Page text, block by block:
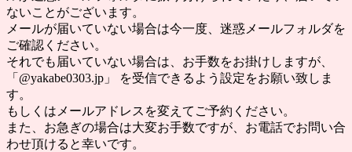
ないことがございます。
メールが届いていない場合は今一度、迷惑メールフォルダを
ご確認ください。
それでも届いていない場合は、お手数をお掛けしますが、
「@yakabe0303.jp」 を受信できるよう設定をお願い致しま
す。
もしくはメールアドレスを変えてご予約ください。
また、お急ぎの場合は大変お手数ですが、お電話でお問い合
わせ頂けると幸いです。